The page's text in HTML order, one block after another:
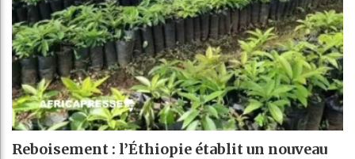
Reboisement : l’Éthiopie établit un nouveau